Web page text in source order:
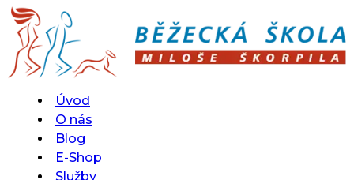
Úvod
O nás
Blog
E-Shop
Služby